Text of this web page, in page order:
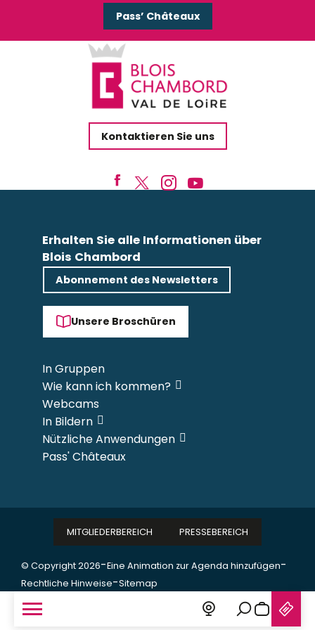
Suche
Pass’ Châteaux
Kontaktieren Sie uns
Erhalten Sie alle Informationen über
Blois Chambord
Abonnement des Newsletters
Unsere Broschüren
In Gruppen
Wie kann ich kommen?
Webcams
In Bildern
Nützliche Anwendungen
Pass' Châteaux
© Copyright 2026-Eine Animation zur Agenda hinzufügen-
Rechtliche Hinweise-Sitemap
MITGLIEDERBEREICH PRESSEBEREICH